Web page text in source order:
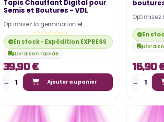
Tapis Chauffant Digital pour
Semis et Boutures - VDL
Optimisez la germination et
l'enracinement de vos cultures. Le
Tapis Chauffant Digital…
En stock - Expédition EXPRESS disponible
Livraison rapide
39,90 €
Ajouter au panier
Optimisez
à ces
En
16,90